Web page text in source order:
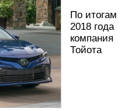
По итогам
2018 года
компания
Тойота